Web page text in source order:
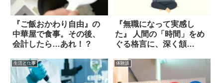
『ご飯おかわり自由』の
中華屋で食事。その後、
会計したら…あれ！？
『無職になって実感し
た』 人間の「時間」をめ
ぐる格言に、深く頷
生活と仕事 体験談